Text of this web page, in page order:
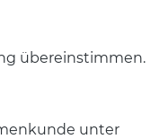
übereinstimmen.
unter